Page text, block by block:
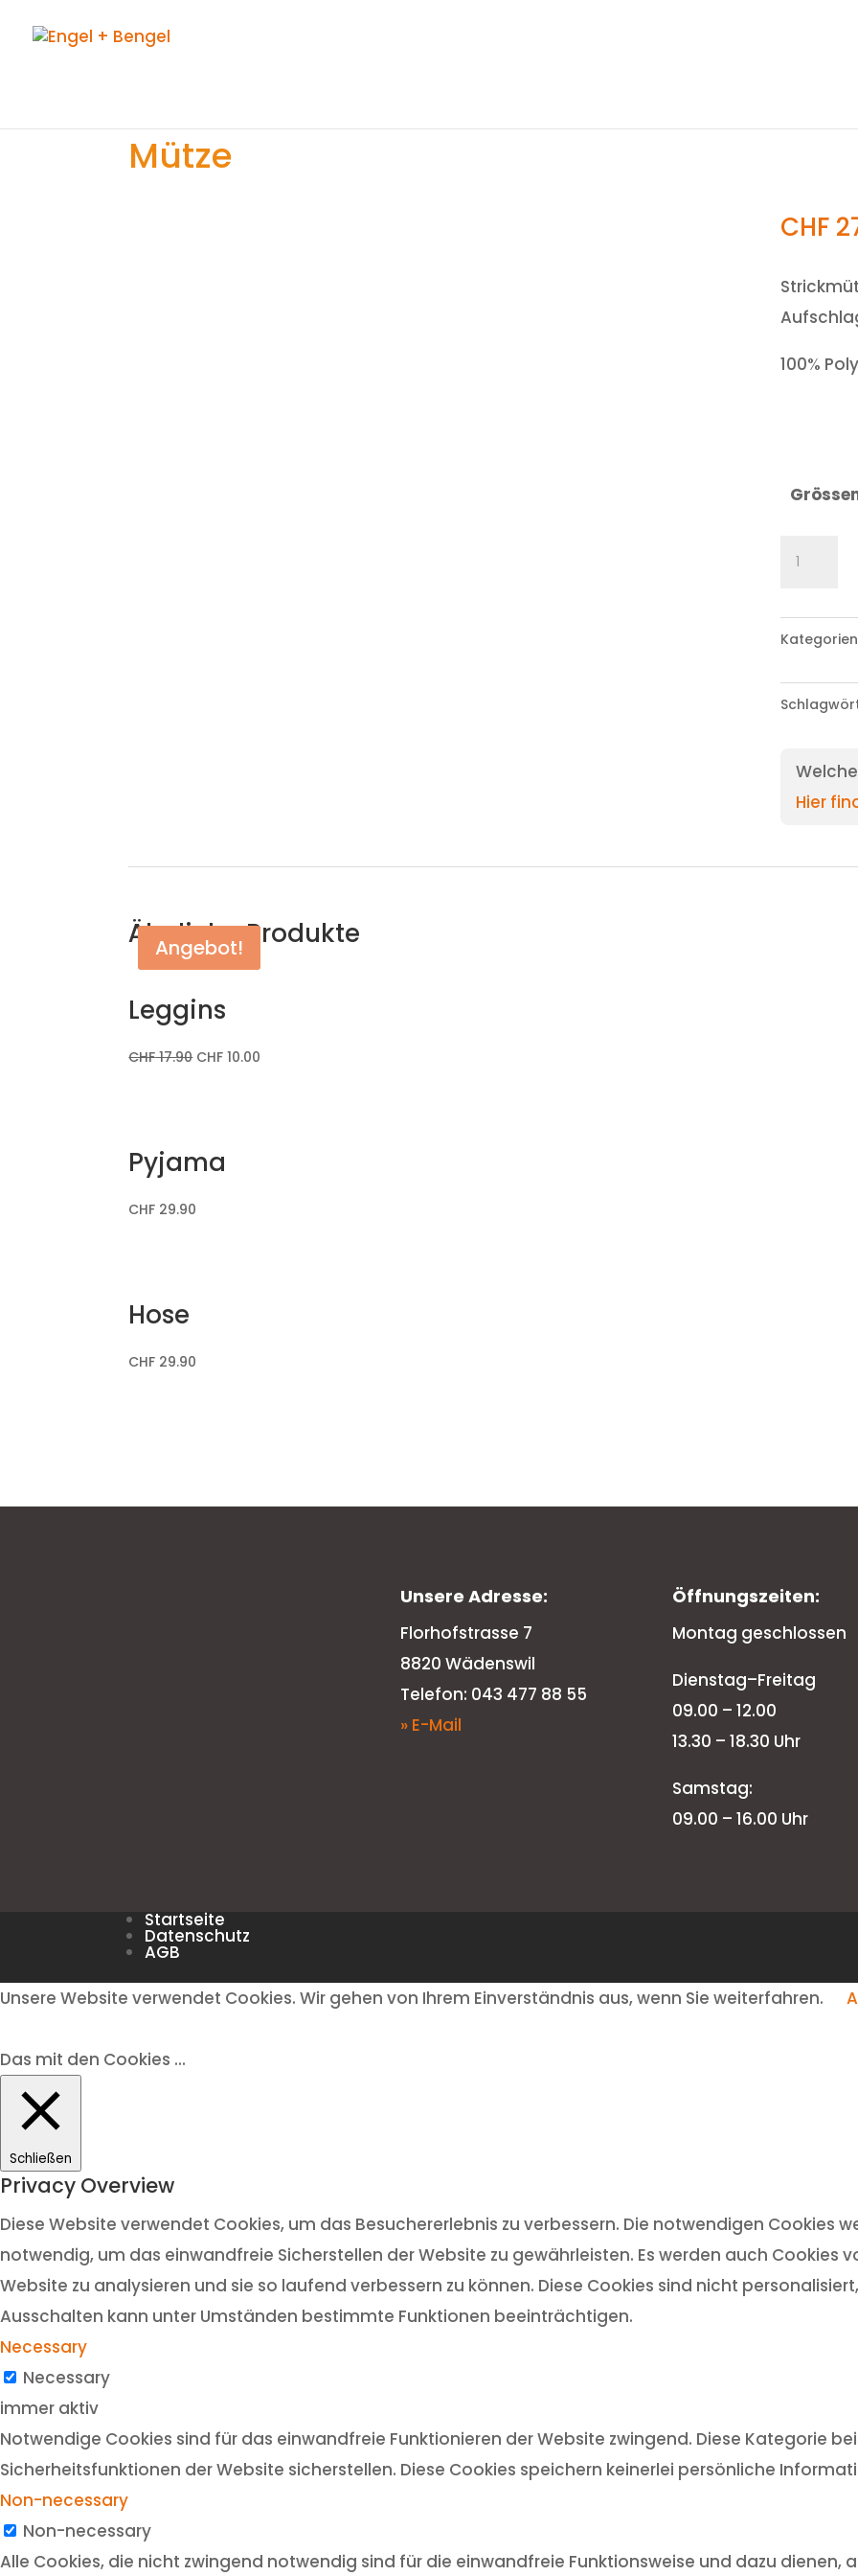
Mütze
CHF
100%
Mütze
Hier
Ähnliche Produkte
Angebot!
Leggins
CHF17.90 CHF 10.00
Pyjama
CHF 29.90
Hose
CHF 29.90
Unsere Adresse:
Florhofstrasse 7
8820 Wädenswil
Telefon: 043 477 88 55
» E-Mail
Öffnungszeiten:
Montag geschlossen
Dienstag–Freitag
09.00 – 12.00
13.30 – 18.30 Uhr
Samstag:
09.00 – 16.00 Uhr
Startseite
Datenschutz
AGB
Unsere Website verwendet Cookies. Wir gehen von Ihrem Einverständnis aus, wenn Sie weiterfahren.
Das mit den Cookies ...
Schließen
Privacy Overview
Diese Website verwendet Cookies, um das Besuchererlebnis zu verbessern. Die notwendigen Cookies
notwendig, um das einwandfreie Sicherstellen der Website zu gewährleisten. Es werden auch Cookies
Website zu analysieren und sie so laufend verbessern zu können. Diese Cookies sind nicht
Ausschalten kann unter Umständen bestimmte Funktionen beeinträchtigen.
Necessary
Necessary
immer aktiv
Notwendige Cookies sind für das einwandfreie Funktionieren der Website zwingend. Diese Kategorie
Sicherheitsfunktionen der Website sicherstellen. Diese Cookies speichern keinerlei persönliche
Non-necessary
Non-necessary
Alle Cookies, die nicht zwingend notwendig sind für die einwandfreie Funktionsweise und dazu dienen,